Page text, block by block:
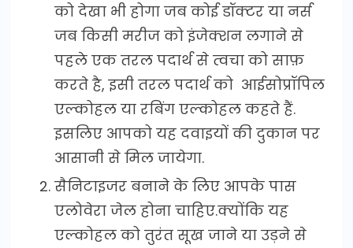
को देखा भी होगा जब कोई डॉक्टर या नर्स
जब किसी मरीज को इंजेक्शन लगाने से
पहले एक तरल पदार्थ से त्वचा को साफ़
करते है, इसी तरल पदार्थ को आईसोप्रॉपिल
एल्कोहल या रबिंग एल्कोहल कहते हैं.
इसलिए आपको यह दवाइयों की दुकान पर
आसानी से मिल जायेगा.
सैनिटाइजर बनाने के लिए आपके पास
एलोवेरा जेल होना चाहिए.क्योंकि यह
एल्कोहल को तुरंत सूख जाने या उड़ने से